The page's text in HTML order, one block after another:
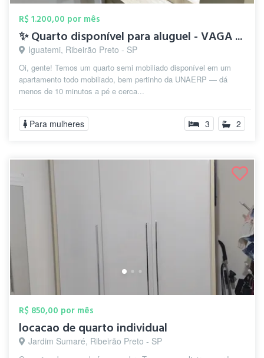
R$ 1.200,00 por mês
✨ Quarto disponível para aluguel - VAGA ...
Iguatemi, Ribeirão Preto - SP
Oi, gente! Temos um quarto semi mobiliado disponível em um
apartamento todo mobiliado, bem pertinho da UNAERP — dá
menos de 10 minutos a pé e cerca...
Para mulheres 3 2
R$ 850,00 por mês
locacao de quarto individual
Jardim Sumaré, Ribeirão Preto - SP